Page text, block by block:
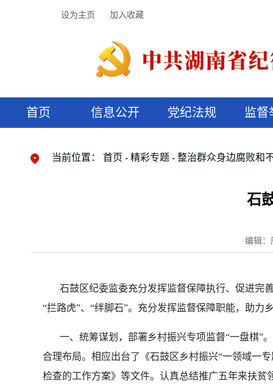
设为主页 加入收藏
首页 信息公开 党纪法规 监督
当前位置： 首页 精彩专题 整治群众身边腐败和
石
编辑：
石鼓区纪委监委充分发挥监督保障执行、促进完
“拦路虎”、“绊脚石”。充分发挥监督保障职能，助力
一、统筹谋划，部署乡村振兴专项监督“一盘棋”
合理布局。相应出台了《石鼓区乡村振兴“一领域一
检查的工作方案》等文件。认真总结推广五年来扶